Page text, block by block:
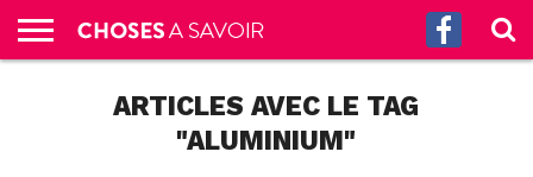
CULTURE
SCIENCES
HISTOIRE
ÉCONOMIE
INCROYABLE
S’ABONNER
CONTACT
PROPOSARTICLES AVEC LE TAG
"ALUMINIUM"